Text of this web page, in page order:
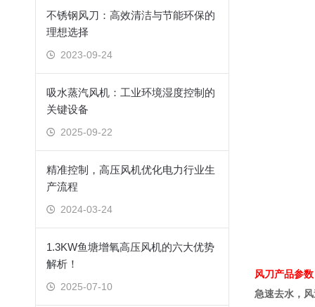
不锈钢风刀：高效清洁与节能环保的
理想选择
2023-09-24
吸水蒸汽风机：工业环境湿度控制的
关键设备
2025-09-22
精准控制，高压风机优化电力行业生
产流程
2024-03-24
1.3KW鱼塘增氧高压风机的六大优势
解析！
2025-07-10
风刀产品参
急速去水，